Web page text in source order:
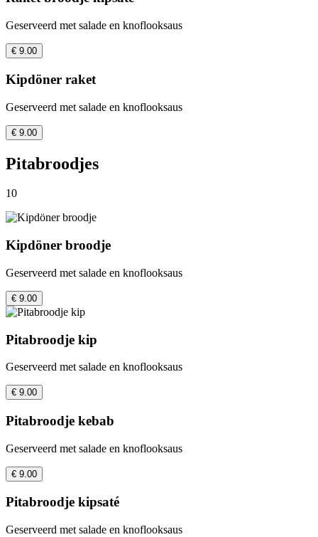
Geserveerd met salade en knoflooksaus
€ 9.00
Kipdöner raket
Geserveerd met salade en knoflooksaus
€ 9.00
Pitabroodjes
10
Kipdöner broodje
Geserveerd met salade en knoflooksaus
€ 9.00
Pitabroodje kip
Geserveerd met salade en knoflooksaus
€ 9.00
Pitabroodje kebab
Geserveerd met salade en knoflooksaus
€ 9.00
Pitabroodje kipsaté
Geserveerd met salade en knoflooksaus